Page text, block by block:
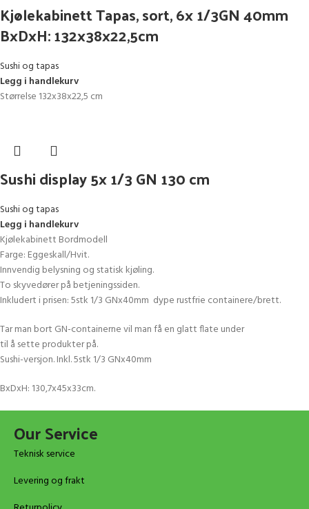
Kjølekabinett Tapas, sort, 6x 1/3GN 40mm
BxDxH: 132x38x22,5cm
Sushi og tapas
Legg i handlekurv
Størrelse 132x38x22,5 cm
Sushi display 5x 1/3 GN 130 cm
Sushi og tapas
Legg i handlekurv
Kjølekabinett Bordmodell
Farge: Eggeskall/Hvit.
Innvendig belysning og statisk kjøling.
To skyvedører på betjeningssiden.
Inkludert i prisen: 5stk 1/3 GNx40mm dype rustfrie containere/brett.
Tar man bort GN-containerne vil man få en glatt flate under
til å sette produkter på.
Sushi-versjon. Inkl. 5stk 1/3 GNx40mm
BxDxH: 130,7x45x33cm.
Our Service
Teknisk service
Levering og frakt